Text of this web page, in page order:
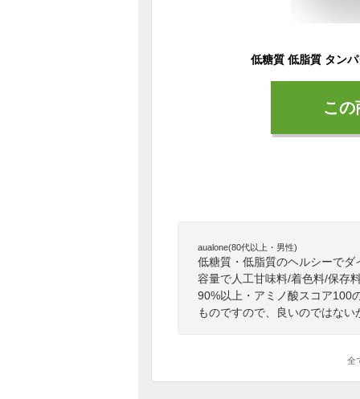
こ
aualone(80代以上・男性)
低糖質・低脂質のヘルシーで
容量で人工甘味料/着色料/保存
90%以上・アミノ酸スコア100
ものですので、良いのではない
全